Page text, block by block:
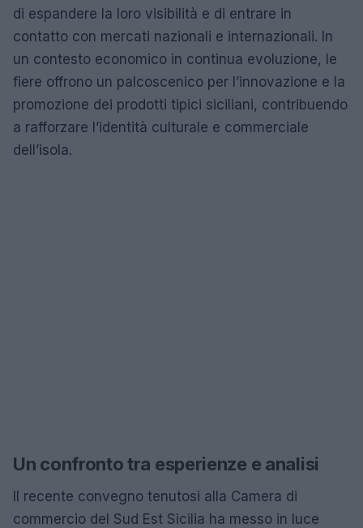
di espandere la loro visibilità e di entrare in
contatto con mercati nazionali e internazionali. In
un contesto economico in continua evoluzione, le
fiere offrono un palcoscenico per l’innovazione e la
promozione dei prodotti tipici siciliani, contribuendo
a rafforzare l’identità culturale e commerciale
dell’isola.
Un confronto tra esperienze e analisi
Il recente convegno tenutosi alla Camera di
commercio del Sud Est Sicilia ha messo in luce